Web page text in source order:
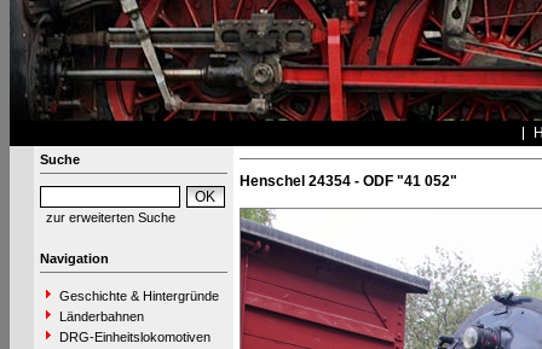
Suche
zur erweiterten Suche
Navigation
Geschichte & Hintergründe
Länderbahnen
DRG-Einheitslokomotiven
Henschel 24354 - ODF "41 052"